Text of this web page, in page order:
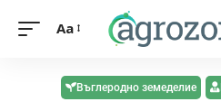
Aa
Въглеродно земеделие